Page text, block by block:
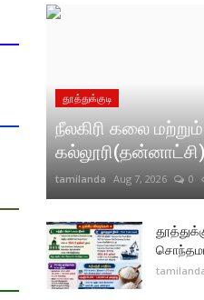
தூத்துக்குடி
நீலகிரி கலை
tamilanda Aug 7, 2026 0